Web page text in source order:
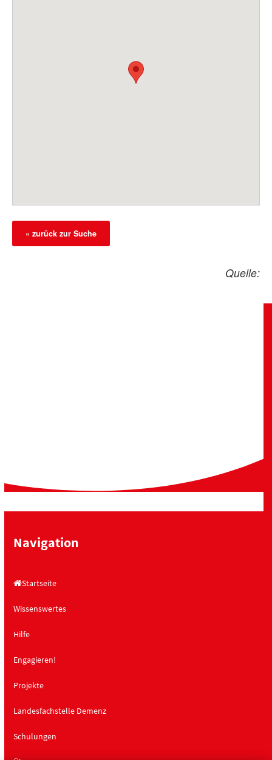
« zurück zur Suche
Quelle:
Navigation
Startseite
Wissenswertes
Hilfe
Engagieren!
Projekte
Landesfachstelle Demenz
Schulungen